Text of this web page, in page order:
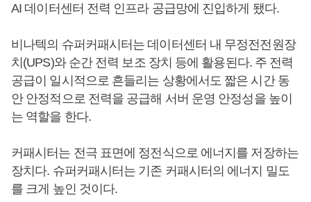
AI 데이터센터 전력 인프라 공급망에 진입하게 됐다.
비나텍의 슈퍼커패시터는 데이터센터 내 무정전전원장
치(UPS)와 순간 전력 보조 장치 등에 활용된다. 주 전력
공급이 일시적으로 흔들리는 상황에서도 짧은 시간 동
안 안정적으로 전력을 공급해 서버 운영 안정성을 높이
는 역할을 한다.
커패시터는 전극 표면에 정전식으로 에너지를 저장하는
장치다. 슈퍼커패시터는 기존 커패시터의 에너지 밀도
를 크게 높인 것이다.